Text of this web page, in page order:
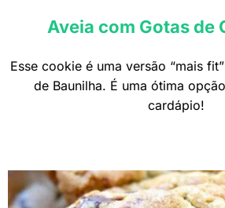
Aveia com Gotas de
Esse cookie é uma versão “mais
de Baunilha. É uma ótima
cardápio!